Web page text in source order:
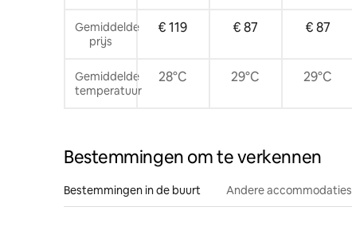
Gemiddelde
prijs
€ 119 € 87 € 87
Gemiddelde
temperatuur
28°C 29°C 29°C
Bestemmingen om te verkennen
Bestemmingen in de buurt Andere accommodaties